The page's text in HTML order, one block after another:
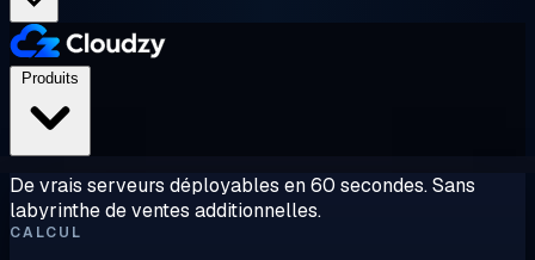
De vrais serveurs déployables en 60 secondes. Sans
labyrinthe de ventes additionnelles.
CALCUL